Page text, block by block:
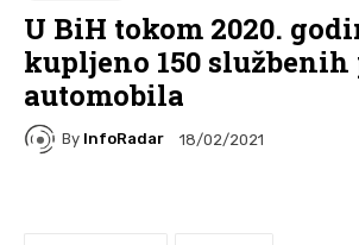
U BiH tokom 2020.
kupljeno 150
automobila
By InfoRadar 18/02/2021